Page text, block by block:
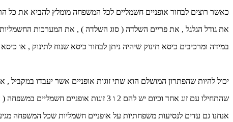
כאשר רוצים לבחור אופניים חשמליים לכל המשפחה מומלץ להביא את כל
את גודל הגלגל , את פריים השלדה ( סוג השלדה ) , את המערכות
במידה ומרכיבים כיסא תינוק שיהיה ניתן לבחור כיסא שנוח לתינוק , או
יכול להיות שהפתרון המושלם הוא שתי זוגות אופניים אשר יעבדו במקביל ,
שהתחילו עם זוג אחד וכיום יש להם 2 ו 3 זוגות אופניים חשמליים במשפחה ( הם ויתרו על הרכב וחוסכים אלפי שקלים בשנה ) .
אנחנו גם עדים לנסיעות משפחתיות על אופניים חשמליות שכל המשפחה